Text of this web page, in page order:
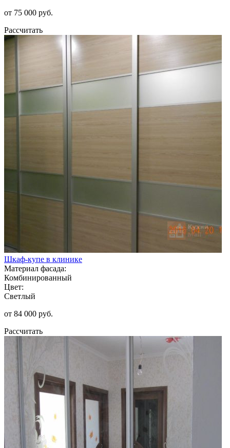
от 75 000 руб.
Рассчитать
Шкаф-купе в клинике
Материал фасада:
Комбинированный
Цвет:
Светлый
от 84 000 руб.
Рассчитать